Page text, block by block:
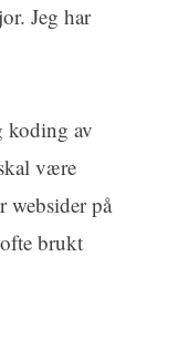
Jeg har
koding av
være
websider på
brukt